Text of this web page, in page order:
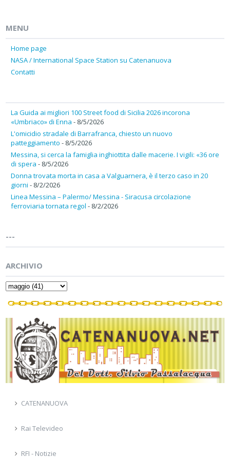
MENU
Home page
NASA / International Space Station su Catenanuova
Contatti
La Guida ai migliori 100 Street food di Sicilia 2026 incorona
«Umbriaco» di Enna - 8/5/2026
L'omicidio stradale di Barrafranca, chiesto un nuovo
patteggiamento - 8/5/2026
Messina, si cerca la famiglia inghiottita dalle macerie. I vigili: «36 ore
di spera - 8/5/2026
Donna trovata morta in casa a Valguarnera, è il terzo caso in 20
giorni - 8/2/2026
Linea Messina – Palermo/ Messina - Siracusa circolazione
ferroviaria tornata regol - 8/2/2026
---
ARCHIVIO
CATENANUOVA
Rai Televideo
RFI - Notizie